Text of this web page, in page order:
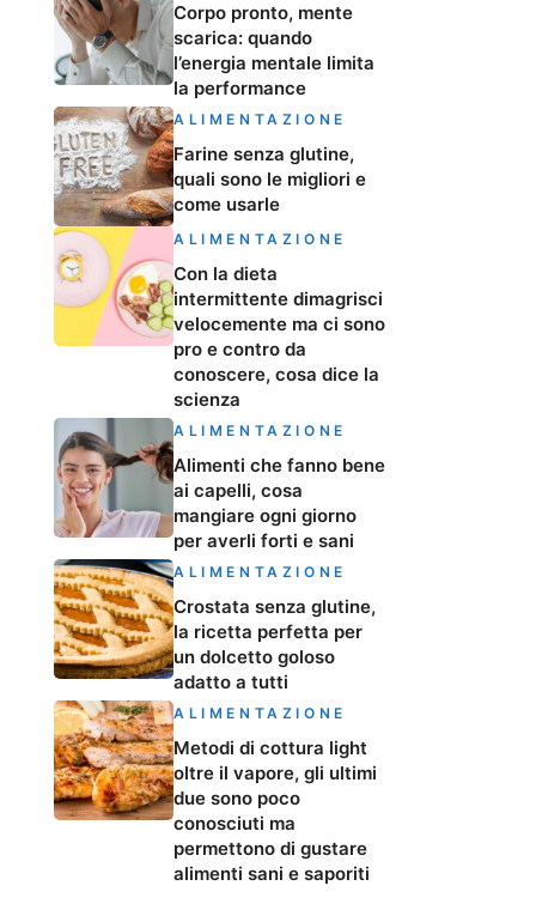
Corpo pronto, mente
scarica: quando
l’energia mentale limita
la performance
ALIMENTAZIONE
Farine senza glutine,
quali sono le migliori e
come usarle
ALIMENTAZIONE
Con la dieta
intermittente dimagrisci
velocemente ma ci sono
pro e contro da
conoscere, cosa dice la
scienza
ALIMENTAZIONE
Alimenti che fanno bene
ai capelli, cosa
mangiare ogni giorno
per averli forti e sani
ALIMENTAZIONE
Crostata senza glutine,
la ricetta perfetta per
un dolcetto goloso
adatto a tutti
ALIMENTAZIONE
Metodi di cottura light
oltre il vapore, gli ultimi
due sono poco
conosciuti ma
permettono di gustare
alimenti sani e saporiti